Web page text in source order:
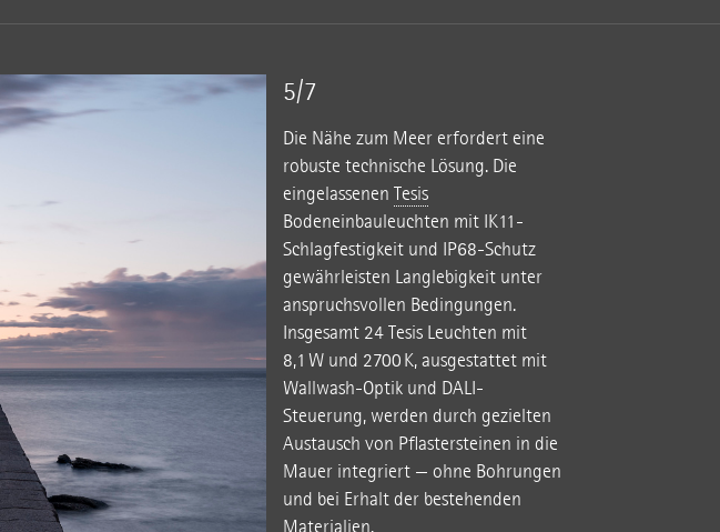
5/7
Die Nähe zum Meer erfordert eine
robuste technische Lösung. Die
eingelassenen Tesis
Bodeneinbauleuchten mit IK11-
Schlagfestigkeit und IP68-Schutz
gewährleisten Langlebigkeit unter
anspruchsvollen Bedingungen.
Insgesamt 24 Tesis Leuchten mit
8,1 W und 2700 K, ausgestattet mit
Wallwash-Optik und DALI-
Steuerung, werden durch gezielten
Austausch von Pflastersteinen in die
Mauer integriert — ohne Bohrungen
und bei Erhalt der bestehenden
Materialien.